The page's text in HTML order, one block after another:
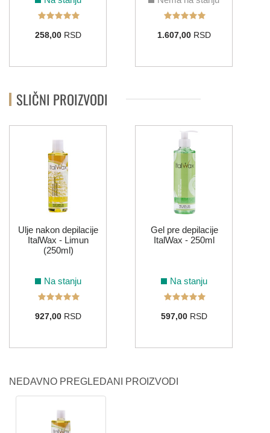
258,00RSD 1.607,00RSD
SLIČNI PROIZVODI
Ulje nakon depilacije
ItalWax - Limun
(250ml)
Na stanju
927,00RSD
Gel pre depilacije
ItalWax - 250ml
Na stanju
597,00RSD
NEDAVNO PREGLEDANI PROIZVODI